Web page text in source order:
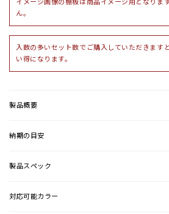
ん。
入数の多いセット数でご購入していただきます
い得になります。
製品概要
納期の目安
製品スペック
対応可能カラー